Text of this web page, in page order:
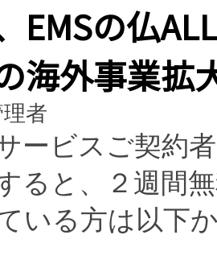
EMSの仏
海外事業拡
者
ービスご契約
ると、２週間
いる方は以下